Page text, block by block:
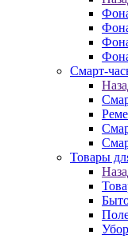
Смарт-
Товары